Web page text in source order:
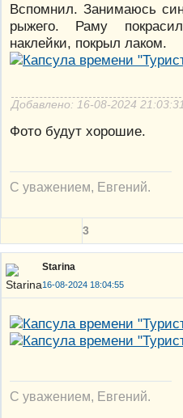
Вспомнил. Занимаюсь
рыжего. Раму
наклейки, покрыл лаком.
Добавлено: 16-08-2024 21:03:31
Фото будут хорошие.
С уважением, Евгений.
3
Starina
16-08-2024 18:04:55
С уважением, Евгений.